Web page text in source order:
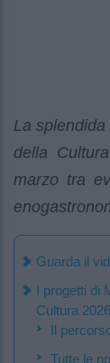
La
della
marzo tra
Guarda il
I progetti di
Cultura 2026
Il
Tutte le